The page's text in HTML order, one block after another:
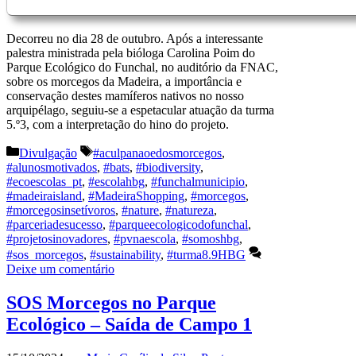
Decorreu no dia 28 de outubro. Após a interessante
palestra ministrada pela bióloga Carolina Poim do
Parque Ecológico do Funchal, no auditório da FNAC,
sobre os morcegos da Madeira, a importância e
conservação destes mamíferos nativos no nosso
arquipélago, seguiu-se a espetacular atuação da turma
5.º3, com a interpretação do hino do projeto.
Categorias
Divulgação Etiquetas
#aculpanaoedosmorcegos,
#alunosmotivados, #bats, #biodiversity,
#ecoescolas_pt, #escolahbg, #funchalmunicipio,
#madeiraisland, #MadeiraShopping, #morcegos,
#morcegosinsetívoros, #nature, #natureza,
#parceriadesucesso, #parqueecologicodofunchal,
#projetosinovadores, #pvnaescola, #somoshbg,
#sos_morcegos, #sustainability, #turma8.9HBG
Deixe um comentário
SOS Morcegos no Parque
Ecológico – Saída de Campo 1